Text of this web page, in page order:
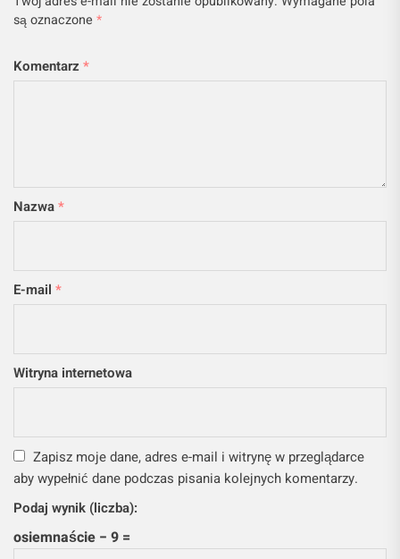
są oznaczone *
Komentarz *
Nazwa*
E-mail *
Witryna internetowa
Zapisz moje dane, adres e-mail i witrynę w przeglądarce
aby wypełnić dane podczas pisania kolejnych komentarzy.
Podaj wynik (liczba):
osiemnaście − 9 =